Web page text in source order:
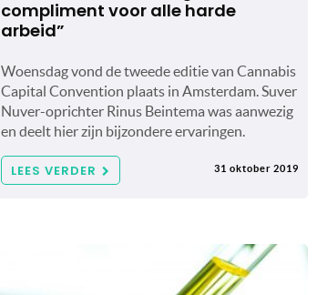
compliment voor alle harde
arbeid”
Woensdag vond de tweede editie van Cannabis
Capital Convention plaats in Amsterdam. Suver
Nuver-oprichter Rinus Beintema was aanwezig
en deelt hier zijn bijzondere ervaringen.
LEES VERDER 31 oktober 2019